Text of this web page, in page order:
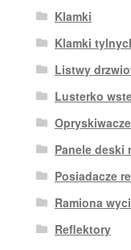
Klamki
Klamki
Listwy
Lusterko
Panele deski
Posiadacze
Ramiona
Reflektory